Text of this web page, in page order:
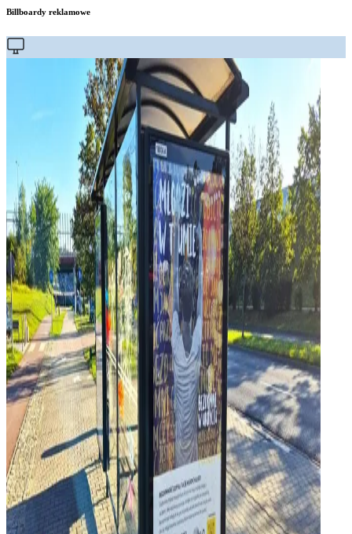
Billboardy reklamowe